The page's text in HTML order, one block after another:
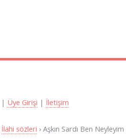
| Üye Girişi | İletişim
İlahi sözleri › Aşkın Sardı Ben Neyleyim